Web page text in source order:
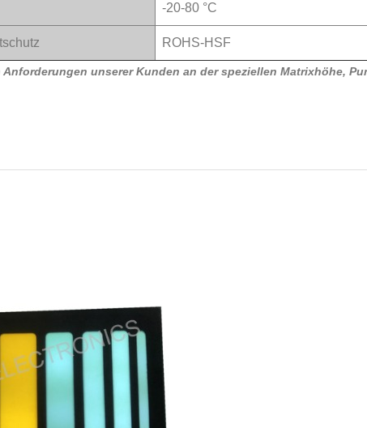
-20-80 °C
ROHS-HSF
unserer Kunden an der speziellen Matrixhöhe,